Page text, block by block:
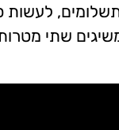
לעשות
משיגים שתי